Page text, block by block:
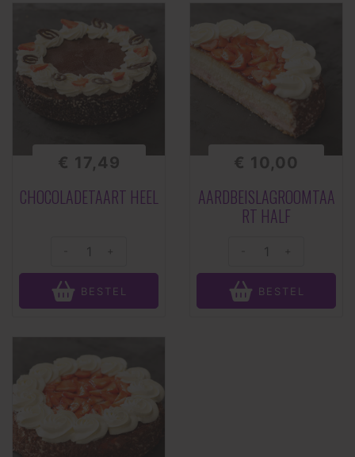
CHOCOLADETAART HEEL
€ 17,49
+
BESTEL
AARDBEISLAGROOMTAA
RT HALF
€ 10,00
+
BESTEL